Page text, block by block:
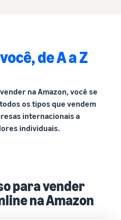
de A a Z
na Amazon, você se
os tipos que vendem
internacionais a
individuais.
para vender
na Amazon